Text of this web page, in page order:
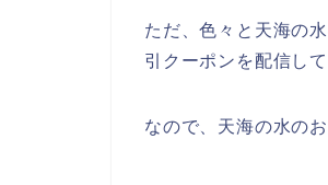
ただ、色々と天海の
引クーポンを配信し
なので、天海の水の